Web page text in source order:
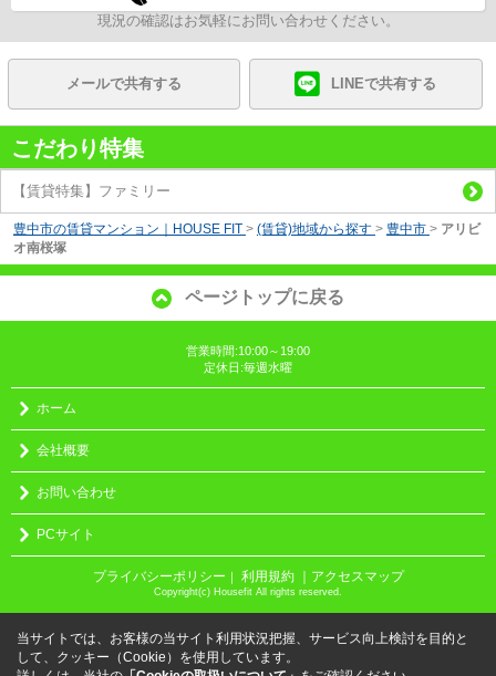
現況の確認はお気軽にお問い合わせください。
メールで共有する LINEで共有する
こだわり特集
【賃貸特集】ファミリー
豊中市の賃貸マンション｜HOUSE FIT > (賃貸)地域から探す > 豊中市 > アリビ
オ南桜塚
ページトップに戻る
営業時間:10:00～19:00
定休日:毎週水曜
ホーム
会社概要
お問い合わせ
PCサイト
プライバシーポリシー 利用規約 ｜アクセスマップ
Copyright(c) Housefit All rights reserved.
当サイトでは、お客様の当サイト利用状況把握、サービス向上検討を目的と
して、クッキー（Cookie）を使用しています。